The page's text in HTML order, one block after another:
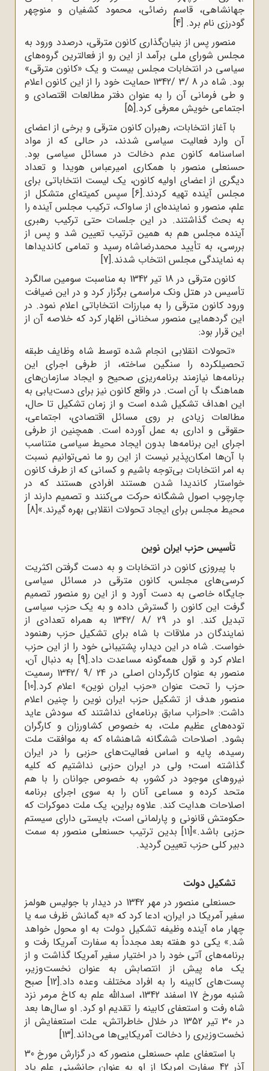
جهانشاهی، قاسم رضائی، محمود کشفیان و منوچهر
گودرزی نام برد. [4]
منصور پس از بنیان‌گذاری کانون مترقی، درصدد ورود به
مجلس شورای ملی برآمد از این رو از فعالترین گروه‌های
سیاسی در انتخابات مجلس بیست و یک «کانون مترقی»
بود. شاه در 8 /3 /1342 حمایت خود را از این کانون اعلام
و طی فرمانی آن را به عنوان دفتر مطالعات اقتصادی و
اجتماعی خویش معرفی کرد.[5]
با آغاز انتخابات، رهبران کانون مترقی و برخی از اعضای
آن وارد فعالیت سیاسی شدند، در حالی که از مواد
اساسنامه کانون عدم دخالت در مسائل سیاسی بود.
حسنعلی منصور با همکاری امیرعباس هویدا و تعداد
دیگری از اعضای اولیه کانون، یک لیست انتخاباتی برای
مجلس آینده تهیه کردند.[6]
سپس کمیته‌ای متشکل از
علم، منصور و نماینده‌ای از ساواک، ترکیب مجلس آینده را
به بحث گذاشتند. در این جلسات حتی ترکیب رهبری
آینده مجلس هم به همین ترتیب تعیین شد و پس از
بررسی، به تأیید محمدرضاشاه رسید و تمامی کاندیداها
به نمایندگی مجلس انتخاب شدند.[7]
کانون مترقی در 18 تیر 1342 به مناسبت سومین سالگرد
تأسیس در هتل ونک مراسمی برگزار کرد و در این ضیافت
ورود کانون مترقی را به مبارزات انتخاباتی اعلام نمود. در
این گردهمایی منصور سخنانی اظهار کرد که خلاصه آن از
این قرار بود:
«تحولات انقلابی انجام شده توسط شاه وظایف طبقه
تحصیلکرده را سنگین ساخته، از طرفی اجرای این
برنامه‌ها نیازمند برنامه‌ریزی صحیح و ایجاد سازمان‌های
هماهنگ با آن است. در واقع کانون نیز برای دست‌یابی به
این اهداف تشکیل شده است و از زمان تشکیل تا حال،
مطالعات زیادی بر روی مسائل اقتصادی، اجتماعی،
حقوقی و اداری به عمل آورده است. همچنین از طرفی
اجرای این برنامه‌ها بدون ایجاد محیط سیاسی متناسب
با آن‌ها امکان‌پذیر نیست از این رو ما نمی‌توانیم نسبت
به امر انتخابات بی‌توجه باشیم و کسانی که از طرف کانون
خواستار کاندیدا شدن هستند افرادی هستند که در
چارچوب اصول ششگانه حرکت می‌کنند و تصمیم دارند از
محیط مجلس برای ایجاد تحولات انقلابی بهره گیرند.»[8]
تأسیس حزب ایران نوین
با پیروزی کانون در انتخابات و به دست گرفتن اکثریت
کرسی‌های مجلس، کانون مترقی در مسائل سیاسی
جایگاه خاصی به دست آورد و از این رو منصور تصمیم
گرفت این کانون را گسترش داده و به یک حزب سیاسی
تبدیل کند. او در 29 /8 /1342 به همراه تعدادی از
نمایندگان در ملاقات با شاه برای تشکیل حزب رهنمود
خواست. شاه در این دیدار، پشتیبانی خود را از این حزب
اعلام کرد و قول همه‌گونه مساعدت داد.[9]
به دنبال آن،
منصور به عنوان کارگردان اصلی در 24 /9 /1342 رسمیت
حزب را تحت عنوان «حزب ایران نوین» اعلام کرد.[10]
منصور هدف از تشکیل حزب ایران نوین را چنین اعلام
داشت: «احزاب سابق برنامه‌ای نداشتند که سودش عاید
توده‌های عظیم ملت، به خصوص کشاورزان و کارگران
بشود. اصلاحات ششگانه شاهنشاه که به موافقت ملت
رسیده، پایه و اساس فعالیت‌های حزبی را در ایران
گذاشته است؛ ولی در ایران حزبی نداشتیم که کلیه
نیروهای موجود در کشور، به خصوص جوانان را با هم
متحد کرده و مساعی آنان را به سوی اجرای برنامه
اصلاحات هدایت کند. علاوه براین، یک ملت دموکرات که
حکومتش قانونی و پارلمانی است، بایستی دارای سیستم
حزبی باشد.»[11]
بدین ترتیب حسنعلی منصور به سمت
دبیر کلی حزب تعیین گردید.
تشکیل دولت
حسنعلی منصور در مهر 1342 در دیدار با جولیس هولمز
سفیر آمریکا در ایران، ادعا کرد که «به گمانش ظرف سه یا
چهار ماه آینده وظیفه تشکیل دولت به او محول خواهد
شد.» یکی دو هفته بعد مجدداً به سفارت آمریکا رفت و
برنامه‌های آتی خود را در اختیار سفیر آمریکا گذاشت و از
یک ماه پیش از انتصابش به عنوان نخست‌وزیر،
پست‌های کابینه را به افراد مختلف وعده داد.[12]
صبح
شنبه مورخ 17 اسفند 1342، اسدالله علم به کاخ مرمر نزد
شاه رفت و استعفای کابینه را تقدیم او کرد. او سال‌ها بعد
در 30 تیر 1352 در خلال خاطراتش، علت استعفایش از
نخست‌وزیری را دخالت آمریکایی‌ها می‌داند.[13]
با استعفای علم، حسنعلی منصور که در گزارش مورخ 30
آذر 42 سفارت امریکا از او به عنوان جانشینی علم یاد